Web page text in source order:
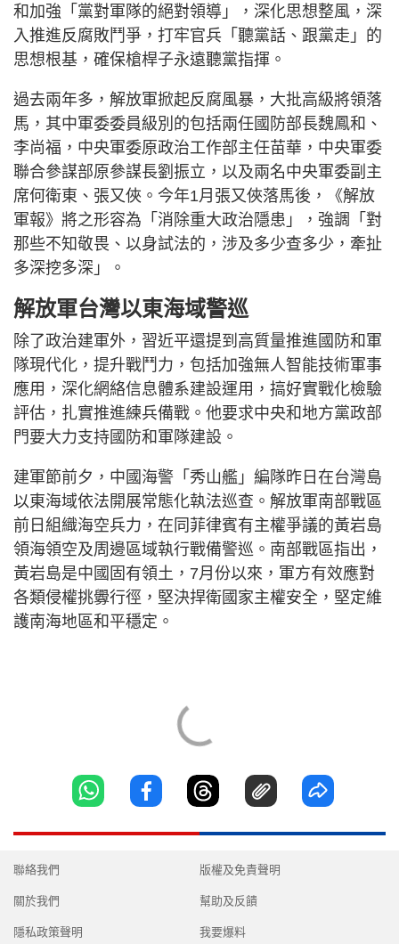
和加強「黨對軍隊的絕對領導」，深化思想整風，深
入推進反腐敗鬥爭，打牢官兵「聽黨話、跟黨走」的
思想根基，確保槍桿子永遠聽黨指揮。
過去兩年多，解放軍掀起反腐風暴，大批高級將領落
馬，其中軍委委員級別的包括兩任國防部長魏鳳和、
李尚福，中央軍委原政治工作部主任苗華，中央軍委
聯合參謀部原參謀長劉振立，以及兩名中央軍委副主
席何衛東、張又俠。今年1月張又俠落馬後，《解放
軍報》將之形容為「消除重大政治隱患」，強調「對
那些不知敬畏、以身試法的，涉及多少查多少，牽扯
多深挖多深」。
解放軍台灣以東海域警巡
除了政治建軍外，習近平還提到高質量推進國防和軍
隊現代化，提升戰鬥力，包括加強無人智能技術軍事
應用，深化網絡信息體系建設運用，搞好實戰化檢驗
評估，扎實推進練兵備戰。他要求中央和地方黨政部
門要大力支持國防和軍隊建設。
建軍節前夕，中國海警「秀山艦」編隊昨日在台灣島
以東海域依法開展常態化執法巡查。解放軍南部戰區
前日組織海空兵力，在同菲律賓有主權爭議的黃岩島
領海領空及周邊區域執行戰備警巡。南部戰區指出，
黃岩島是中國固有領土，7月份以來，軍方有效應對
各類侵權挑釁行徑，堅決捍衛國家主權安全，堅定維
護南海地區和平穩定。
聯絡我們
關於我們
隱私政策聲明
版權及免責聲明
幫助及反饋
我要爆料